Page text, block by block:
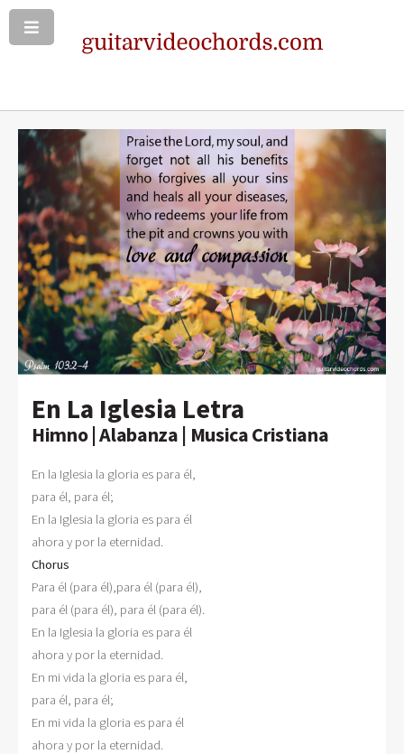
En La Iglesia Letra
Himno | Alabanza | Musica Cristiana
En la Iglesia la gloria es para él,
para él, para él;
En la Iglesia la gloria es para él
Chorus
Para él (para él),para él (para él),
para él (para él), para él (para él).
En la Iglesia la gloria es para él
ahora y por la eternidad.
En mi vida la gloria es para él,
para él, para él;
En mi vida la gloria es para él
ahora y por la eternidad.